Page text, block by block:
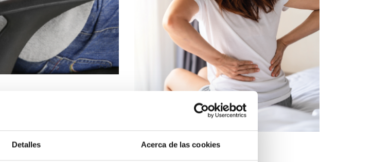
Detalles Acerca de las cookies
de espalda
higiene postural es imprescindible